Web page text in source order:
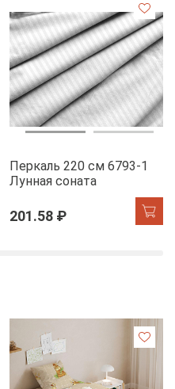
Перкаль 220 см 6793-1
Лунная соната
201.58 ₽